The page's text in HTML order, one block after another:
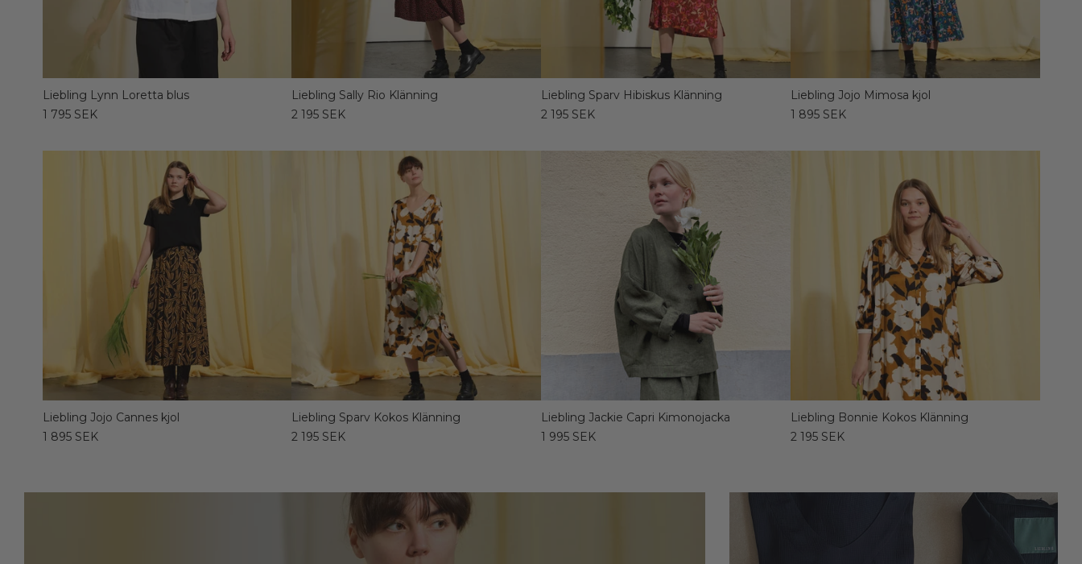
Liebling Lynn Loretta blus
1 795 SEK
Liebling Sally Rio Klänning
2 195 SEK
Liebling Sparv Hibiskus Klänning
2 195 SEK
Liebling Jojo Mimosa kjol
1 895 SEK
Liebling Jojo Cannes kjol
1 895 SEK
Liebling Sparv Kokos Klänning
2 195 SEK
Liebling Jackie Capri Kimonojacka
1 995 SEK
Liebling Bonnie Kokos Klänning
2 195 SEK